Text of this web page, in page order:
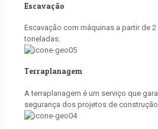
Escavação
Escavação com máquinas a partir de 2
toneladas.
Terraplanagem
A terraplanagem é um serviço que
segurança dos projetos de construção